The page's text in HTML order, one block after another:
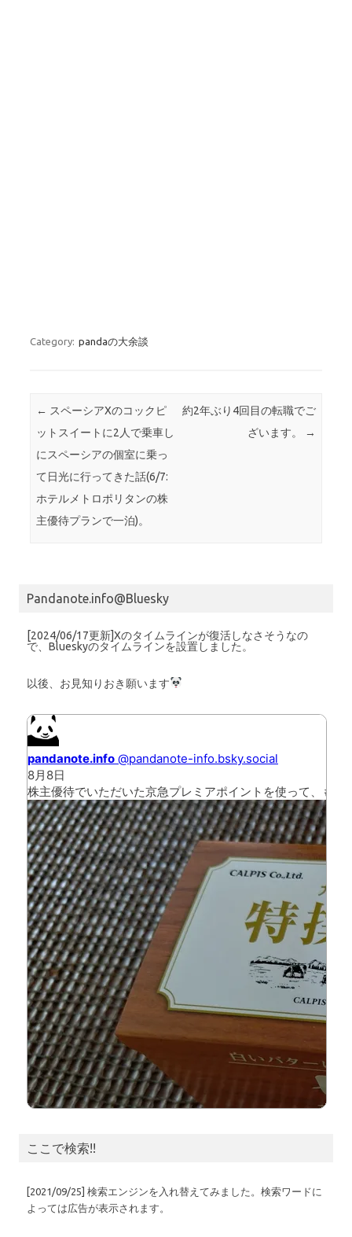
Category: pandaの大余談
Post navigation
← スペーシアXのコックピ
ットスイートに2人で乗車し
にスペーシアの個室に乗っ
て日光に行ってきた話(6/7:
ホテルメトロポリタンの株
主優待プランで一泊)。
約2年ぶり4回目の転職でご
ざいます。
→
Pandanote.info@Bluesky
[2024/06/17更新]Xのタイムラインが復活しなさそうなの
で、Blueskyのタイムラインを設置しました。
以後、お見知りおき願います
ここで検索!!
[2021/09/25] 検索エンジンを入れ替えてみました。検索ワードに
よっては広告が表示されます。